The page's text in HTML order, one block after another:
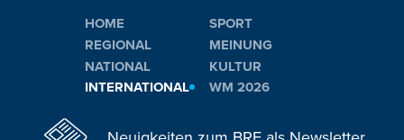
HOME
REGIONAL
NATIONAL
INTERNATIONAL
SPORT
MEINUNG
KULTUR
WM 2026